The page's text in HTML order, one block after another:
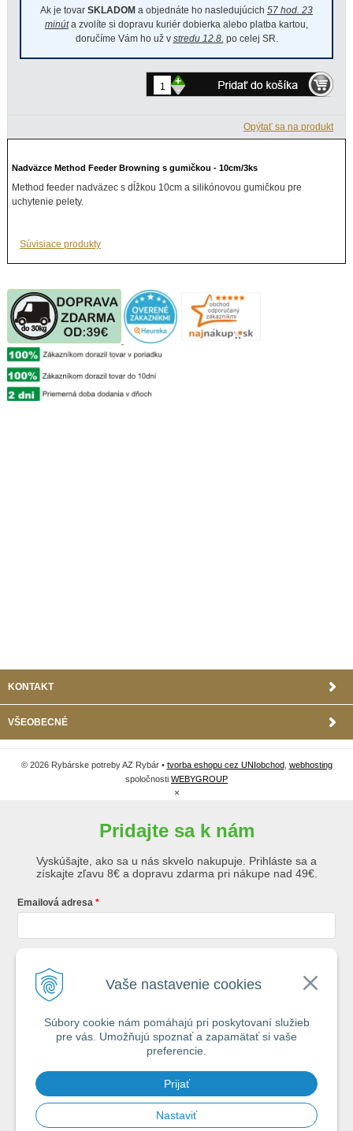
Vaše nastavenie cookies
Súbory cookie nám pomáhajú pri poskytovaní služieb
pre vás. Umožňujú spoznať a zapamätať si vaše
preferencie.
Prijať
Nastaviť
Ak je tovar SKLADOM a objednáte ho nasledujúcich 57 hod. 23
minúta zvolíte si dopravu kuriér dobierka alebo platba kartou,
doručíme Vám ho už v stredu 12.8. po celej SR.
-
+
Opýtať sa na produkt
Nadväzce Method Feeder Browning s gumičkou - 10cm/3ks
Method feeder nadväzec s dĺžkou 10cm a silikónovou gumičkou pre
uchytenie pelety.
Súvisiace produkty
KONTAKT
VŠEOBECNÉ
© 2026 Rybárske potreby AZ Rybár • tvorba eshopu cez UNIobchod, webhosting
spoločnosti WEBYGROUP
×
Pridajte sa k nám
Vyskúšajte, ako sa u nás skvelo nakupuje. Prihláste sa a
získajte zľavu 8€ a dopravu zdarma pri nákupe nad 49€.
Emailová adresa
Registráciou súhlasíte sovšeobecnými obchodnými podmienkami AZ
s.r.o.
Spamovať vás nebudeme. Max. 2x týždenne vám pošleme e-mail s tipmi
na úspech pri vode.